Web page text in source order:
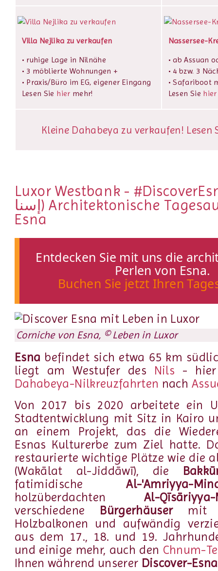
Villa Nejlika zu verkaufen
• ruhige Lage in Nilnähe
• 3 möblierte Wohnungen +
• Praxis/Büro im EG, eigener Eingang
Lesen Sie hier mehr!
Nassersee-
• ab Assuan
• 4 bzw. 3
• Safariboot
Lesen Sie hier
Kleine Dahabeya zu verkaufen! Lesen
Luxor Westbank -
إسنا) Architektonische
Esna
Entdecken Sie mit uns die
Perlen von Esna.
Buchen Sie jetzt Ihren
Corniche von Esna, © Leben in Luxor
Esna befindet sich etwa 65 km
liegt am Westufer des Nils -
Dahabeya-Nilkreuzfahrten nach
Von 2017 bis 2020 arbeitete ein
Stadtentwicklung mit Sitz in Kairo
an einem Projekt, das die
Esnas Kulturerbe zum Ziel hatte.
restaurierte wichtige Plätze wie die
(Wakālat al-Jiddāwī), die
fatimidischeAl-'Amriyya-
holzüberdachten Al-
verschiedene Bürgerhäusermit
Holzbalkonen und aufwändig
aus dem 17., 18. und 19.
und einige mehr, auch den Chnum-
Ihnen während unserer Discover-